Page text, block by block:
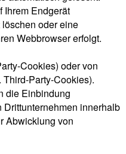
Ihrem Endgerät
oder eine
Webbrowser erfolgt.
Cookies) oder von
Party-Cookies).
die Einbindung
innerhalb
Abwicklung von